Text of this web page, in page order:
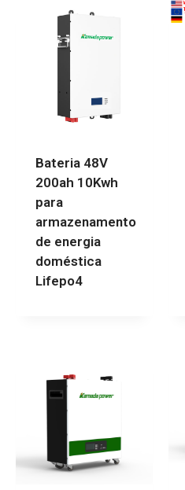
Bateria 48V
200ah 10Kwh
para
armazenamento
de energia
doméstica
Lifepo4